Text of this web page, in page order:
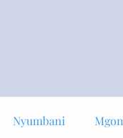
Nyumbani